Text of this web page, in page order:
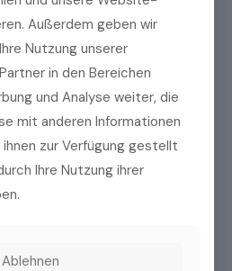
Außerdem geben wir
Nutzung unserer
in den Bereichen
und Analyse weiter, die
mit anderen Informationen
ihnen zur Verfügung gestellt
Ihre Nutzung ihrer
Ablehnen